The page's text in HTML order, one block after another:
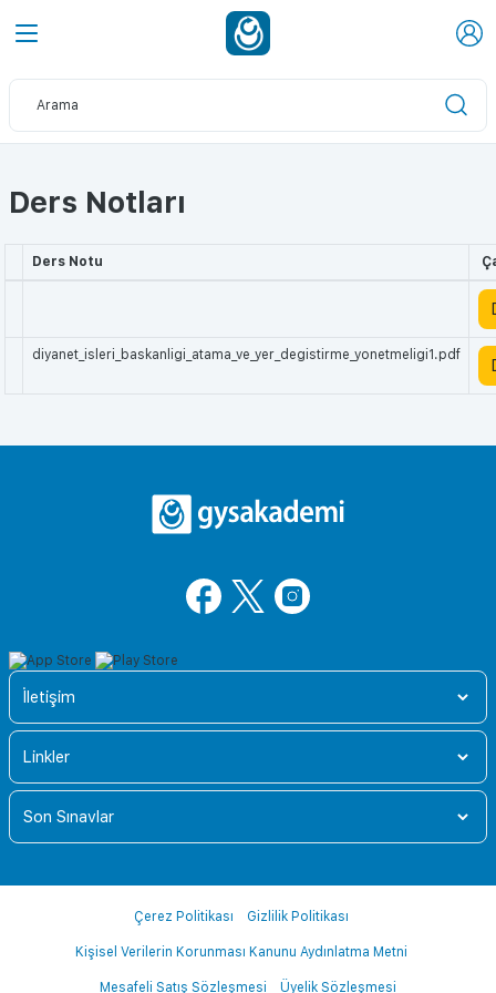
Ders Notları
Ders Notu
diyanet_isleri_baskanligi_atama_ve_yer_degistirme_yonetmeligi1.pdf
İletişim
Linkler
Son Sınavlar
Çerez Politikası Gizlilik Politikası
Kişisel Verilerin Korunması Kanunu Aydınlatma Metni
Mesafeli Satış Sözleşmesi Üyelik Sözleşmesi